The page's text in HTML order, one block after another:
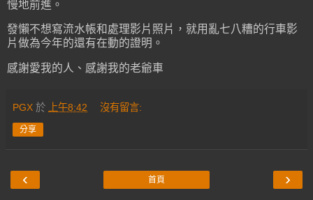
慢地前進。
發懶不想寫流水帳和處理影片照片，就用亂七八糟的行車影
片做為今年的還有在動的證明。
感謝愛我的人、感謝我的老爺車
PGX 於 上午8:42 沒有留言:
分享
‹ ›
首頁